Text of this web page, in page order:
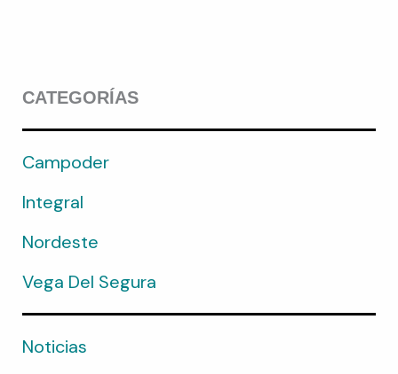
CATEGORÍAS
Campoder
Integral
Nordeste
Vega Del Segura
Noticias